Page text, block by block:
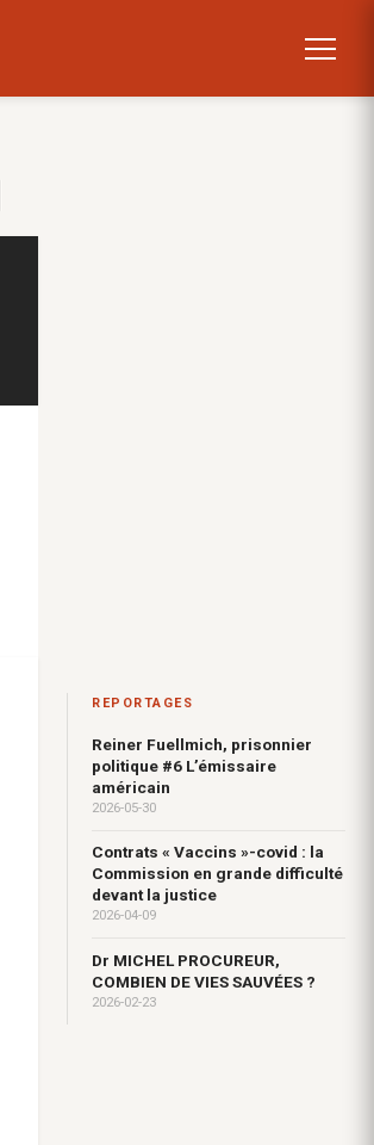
REPORTAGES
Reiner Fuellmich, prisonnier
politique #6 L’émissaire
américain
2026-05-30
Contrats « Vaccins »-covid : la
Commission en grande difficulté
devant la justice
2026-04-09
Dr MICHEL PROCUREUR,
COMBIEN DE VIES SAUVÉES ?
2026-02-23